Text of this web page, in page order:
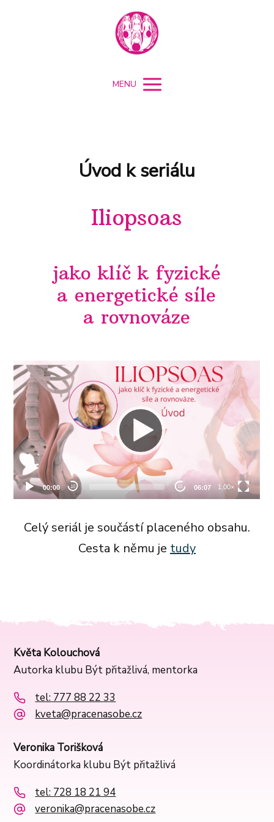
MENU
Úvod k seriálu
Iliopsoas
jako klíč k fyzické
a energetické síle
a rovnováze
Celý seriál je součástí placeného obsahu.
Cesta k němu je tudy
Květa Kolouchová
Autorka klubu Být přitažlivá, mentorka
tel: 777 88 22 33
kveta@pracenasobe.cz
Veronika Torišková
Koordinátorka klubu Být přitažlivá
tel: 728 18 21 94
veronika@pracenasobe.cz